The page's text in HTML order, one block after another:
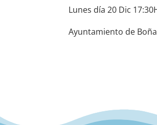
Lunes día 20 Dic
Ayuntamiento de